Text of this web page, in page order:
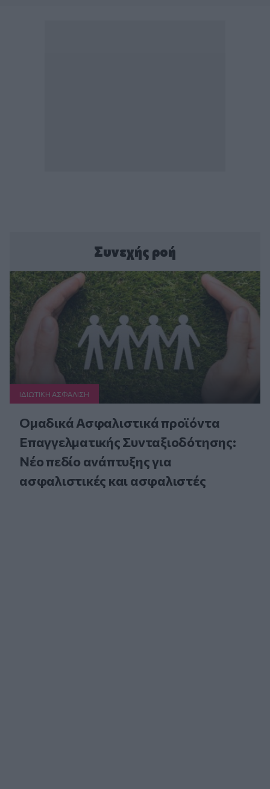
Συνεχής ροή
ΙΔΙΩΤΙΚΗ ΑΣΦAΛΙΣΗ
Ομαδικά Ασφαλιστικά προϊόντα
Επαγγελματικής Συνταξιοδότησης:
Νέο πεδίο ανάπτυξης για
ασφαλιστικές και ασφαλιστές